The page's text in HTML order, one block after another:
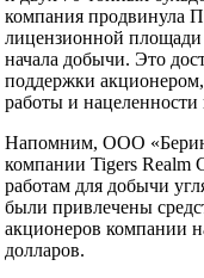
компания продвинула
лицензионной площади
начала добычи. Это
поддержки
работы и нацеленности
Напомним, ООО
компании Tigers Realm
работам для добычи
были привлечены
акционеров компании
долларов.